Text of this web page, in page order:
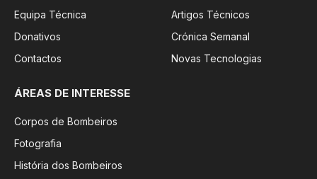
Equipa Técnica
Donativos
Contactos
Artigos Técnicos
Crónica Semanal
Novas Tecnologias
ÁREAS DE INTERESSE
Corpos de Bombeiros
Fotografia
História dos Bombeiros